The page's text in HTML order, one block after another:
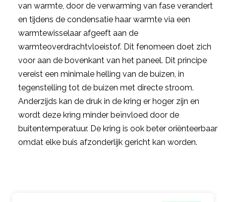
van warmte, door de verwarming van fase verandert
en tijdens de condensatie haar warmte via een
warmtewisselaar afgeeft aan de
warmteoverdrachtvloeistof. Dit fenomeen doet zich
voor aan de bovenkant van het paneel. Dit principe
vereist een minimale helling van de buizen, in
tegenstelling tot de buizen met directe stroom.
Anderzijds kan de druk in de kring er hoger zijn en
wordt deze kring minder beïnvloed door de
buitentemperatuur. De kring is ook beter oriënteerbaar
omdat elke buis afzonderlijk gericht kan worden.